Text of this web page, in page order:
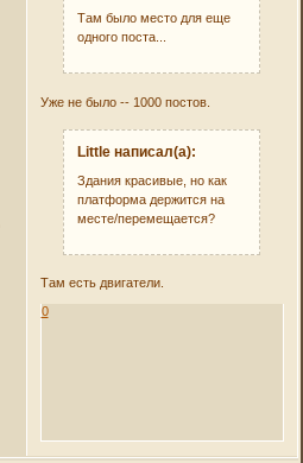
Там было место для еще
одного поста...
Уже не было -- 1000 постов.
Little написал(а):
Здания красивые, но как
платформа держится на
месте/перемещается?
Там есть двигатели.
0